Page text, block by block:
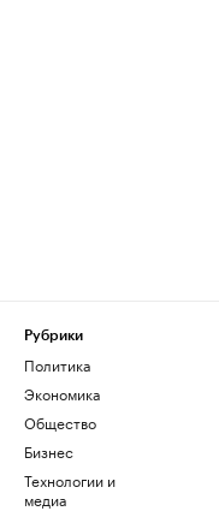
Рубрики
Политика
Экономика
Общество
Бизнес
Технологии и
медиа